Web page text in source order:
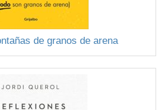
de granos de arena